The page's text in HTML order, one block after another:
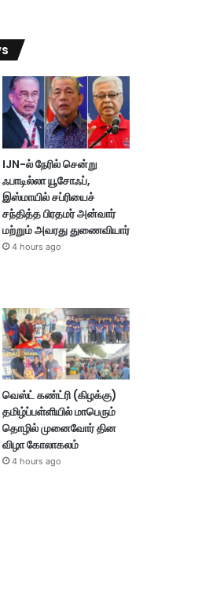
IJN-ல் நேரில் சென்று
ஃபாடில்லா யூசோஃப்,
இஸ்மாயில் சப்ரியைச்
சந்தித்த பிரதமர் அன்வார்
மற்றும் அவரது துணைவியார்
4 hours ago
வெஸ்ட் கண்ட்ரி (கிழக்கு)
தமிழ்ப்பள்ளியில் மாபெரும்
தொழில் முனைவோர் தின
விழா கோலாகலம்
4 hours ago